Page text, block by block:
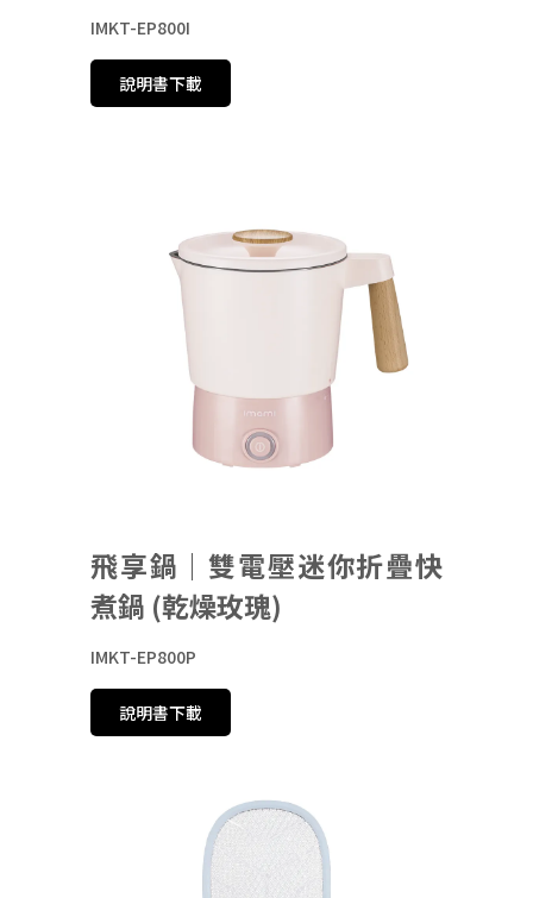
IMKT-EP800I
說明書下載
飛享鍋｜雙電壓迷你折疊快
煮鍋 (乾燥玫瑰)
IMKT-EP800P
說明書下載